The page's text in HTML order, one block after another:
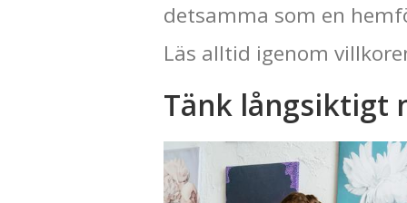
detsamma som en
Läs alltid igenom
Tänk långsiktigt